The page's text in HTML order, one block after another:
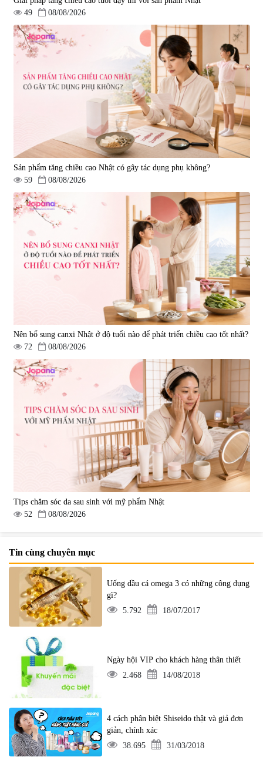
49
08/08/2026
Sản phẩm tăng chiều cao Nhật có gây tác dụng phụ không?
59
08/08/2026
Nên bổ sung canxi Nhật ở độ tuổi nào để phát triển chiều cao tốt nhất?
72
08/08/2026
Tips chăm sóc da sau sinh với mỹ phẩm Nhật
52
08/08/2026
Tin cùng chuyên mục
Uống dầu cá omega 3 có những công dụng
gì?
5.792
18/07/2017
Ngày hội VIP cho khách hàng thân thiết
2.468
14/08/2018
4 cách phân biệt Shiseido thật và giả đơn
giản, chính xác
38.695
31/03/2018